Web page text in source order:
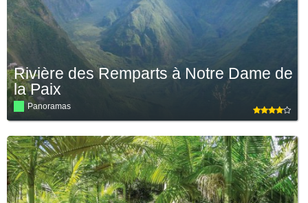
Rivière des Remparts à Notre Dame de
la Paix
Panoramas